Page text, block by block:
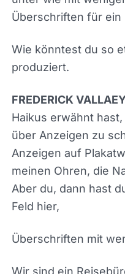
Haiku, wenn du dich
unter wie mit
Überschriften für ein
Wie könntest du so
es produziert.
FREDERICK
du Haikus erwähnt
über Anzeigen zu
Anzeigen auf
Aber du, dann hast